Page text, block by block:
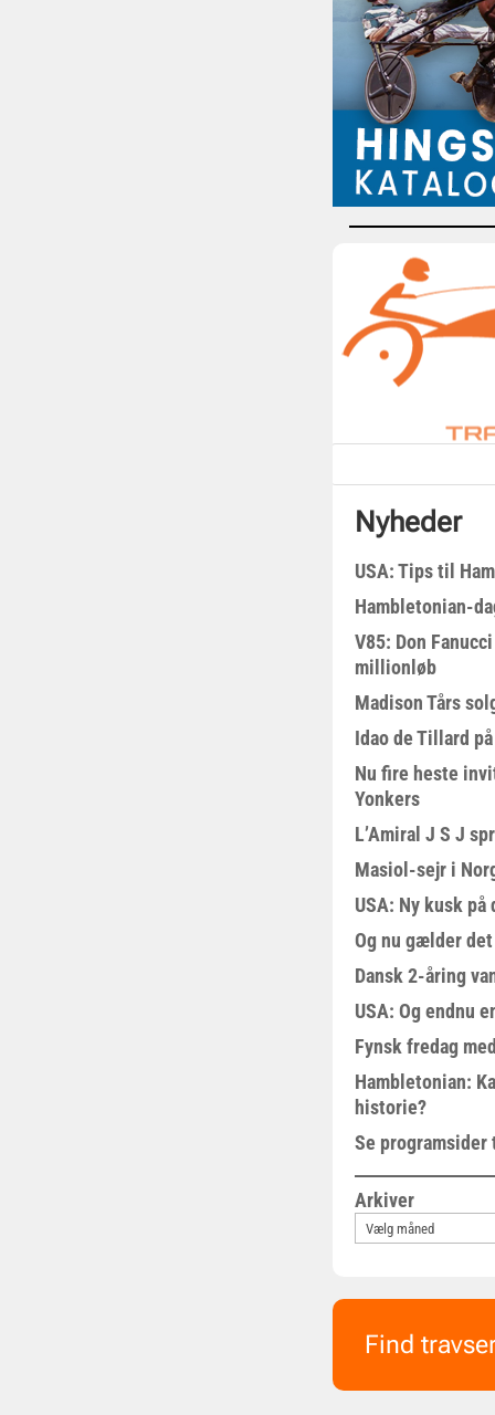
Nyheder
USA: Tips til
Hambletonian-
V85: Don
millionløb
Madison Tårs
Idao de Tillard
Nu fire heste
Yonkers
L’Amiral J S J
Masiol-sejr i
USA: Ny kusk på
Og nu gælder
Dansk 2-åring
USA: Og endnu
Fynsk fredag
Hambletonian:
historie?
Se
Arkiver
Find